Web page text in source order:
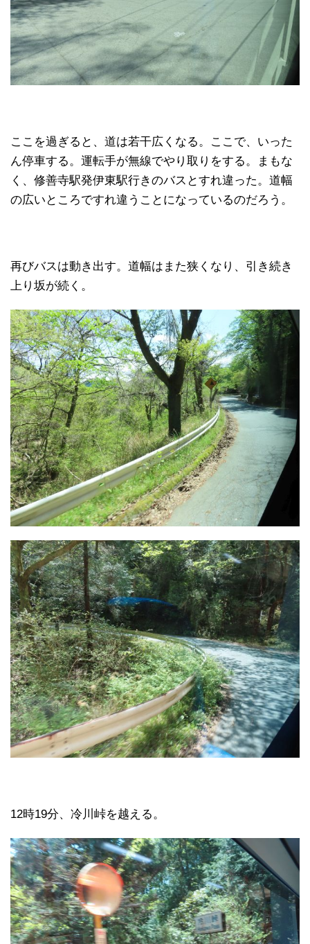
ここを過ぎると、道は若干広くなる。ここで、いった
ん停車する。運転手が無線でやり取りをする。まもな
く、修善寺駅発伊東駅行きのバスとすれ違った。道幅
の広いところですれ違うことになっているのだろう。
再びバスは動き出す。道幅はまた狭くなり、引き続き
上り坂が続く。
12時19分、冷川峠を越える。